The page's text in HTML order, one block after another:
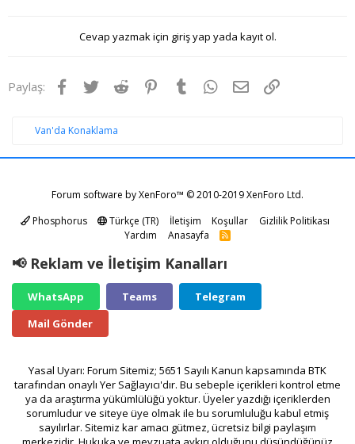
Cevap yazmak için giriş yap yada kayıt ol.
Paylaş: Facebook
TwitterReddit Pinterest
Tumblr WhatsApp
E-postaLink
Van'da Konaklama
Forum software by XenForo™ © 2010-2019 XenForo Ltd.
Phosphorus
Türkçe (TR) İletişim Koşullar
Gizlilik Politikası
Yardım
Anasayfa
R
📢 Reklam ve İletişim Kanalları
WhatsApp Teams
Telegram
Mail Gönder
Yasal Uyarı: Forum Sitemiz; 5651 Sayılı Kanun kapsamında BTK
tarafından onaylı Yer Sağlayıcı'dır. Bu sebeple içerikleri kontrol etme
ya da araştırma yükümlülüğü yoktur. Üyeler yazdığı içeriklerden
sorumludur ve siteye üye olmak ile bu sorumluluğu kabul etmiş
sayılırlar. Sitemiz kar amacı gütmez, ücretsiz bilgi paylaşım